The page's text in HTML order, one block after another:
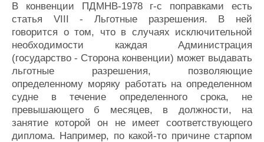
В конвенции ПДМНВ-1978 г-с поправками есть
статья VIII - Льготные разрешения. В ней
говорится о том, что в случаях исключительной
необходимости каждая Администрация
(государство - Сторона конвенции) может выдавать
льготные разрешения, позволяющие
определенному моряку работать на определенном
судне в течение определенного срока, не
превышающего б месяцев, в должности, на
занятие которой он не имеет соответствующего
диплома. Например, по какой-то причине старпом